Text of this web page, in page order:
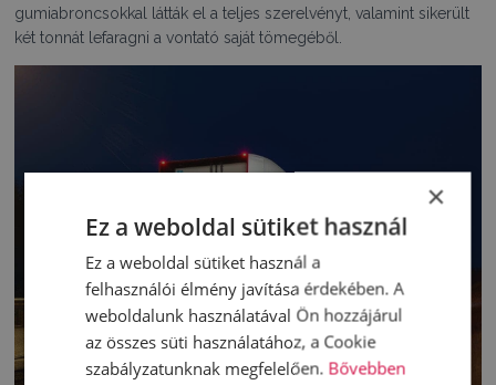
gumiabroncsokkal látták el a teljes szerelvényt, valamint sikerült
két tonnát lefaragni a vontató saját tömegéből.
×
Ez a weboldal sütiket használ
Ez a weboldal sütiket használ a
felhasználói élmény javítása érdekében. A
weboldalunk használatával Ön hozzájárul
az összes süti használatához, a Cookie
szabályzatunknak megfelelően. Bővebben